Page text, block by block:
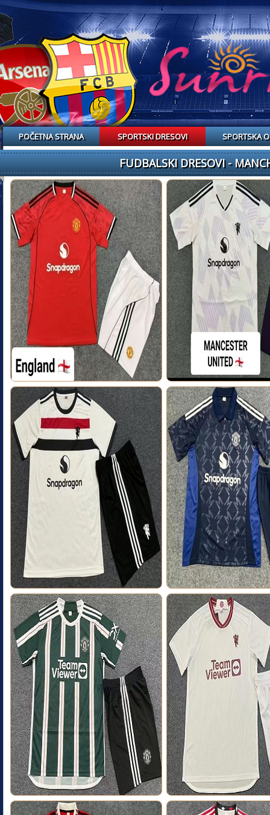
POČETNA STRANA SPORTSKI DRESOVI SPORTSKA
FUDBALSKI DRESOVI -